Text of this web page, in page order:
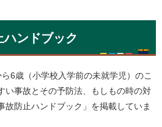
ハンドブック
6歳（小学校入学前の未就学児）のこ
い事故とその予防法、もしもの時の対
故防止ハンドブック」を掲載していま